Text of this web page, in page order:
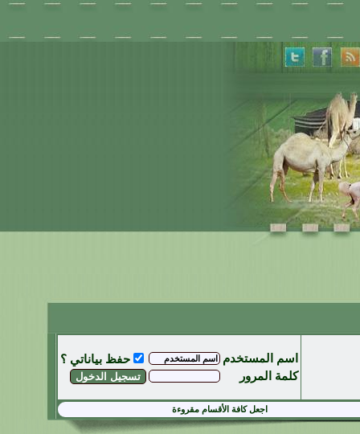
اسم المستخدم
حفظ بياناتي ؟
كلمة المرور
اجعل كافة الأقسام مقروءة